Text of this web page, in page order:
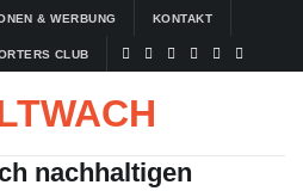
& WERBUNG KONTAKT
CLUB
nachhaltigen